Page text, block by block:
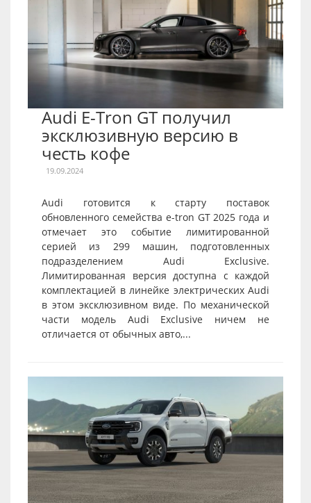
Audi E-Tron GT получил
эксклюзивную версию в
честь кофе
19.09.2024
Audi готовится к старту поставок
обновленного семейства e-tron GT 2025 года и
отмечает это событие лимитированной
серией из 299 машин, подготовленных
подразделением Audi Exclusive.
Лимитированная версия доступна с каждой
комплектацией в линейке электрических Audi
в этом эксклюзивном виде. По механической
части модель Audi Exclusive ничем не
отличается от обычных авто,...